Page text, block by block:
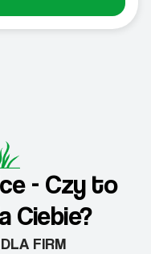
- Czy to
Ciebie?
FIRM